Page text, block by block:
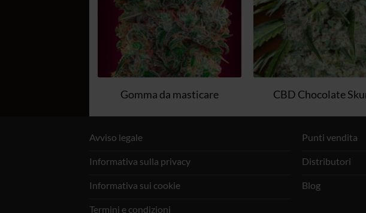
Gomma da masticare CBD Chocolate
Avviso legale
Informativa sulla privacy
Informativa sui cookie
Termini e condizioni
Punti vendita
Distributori
Blog